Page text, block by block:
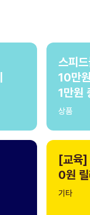
스피
10만
1만원
상품
[교육]
0원 릴
기타